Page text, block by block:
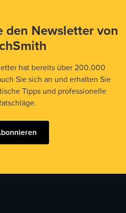
den Newsletter von
hat bereits über 200.000
Sie sich an und erhalten Sie
Tipps und professionelle